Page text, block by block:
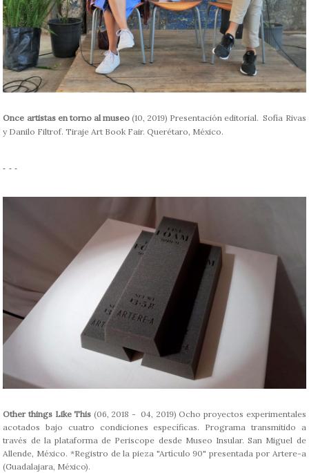
Once artistas en torno al museo(10, 2019) Presentación editorial. Sofía Rivas
y Danilo Filtrof. Tiraje Art Book Fair. Querétaro, México.
- - -
Other things Like This (06, 2018 - 04, 2019) Ocho proyectos experimentales
acotados bajo cuatro condiciones específicas. Programa transmitido a
través de la plataforma de Periscope desde Museo Insular. San Miguel de
Allende, México. *Registro de la pieza "Artículo 90" presentada por Artere-a
(Guadalajara, México).